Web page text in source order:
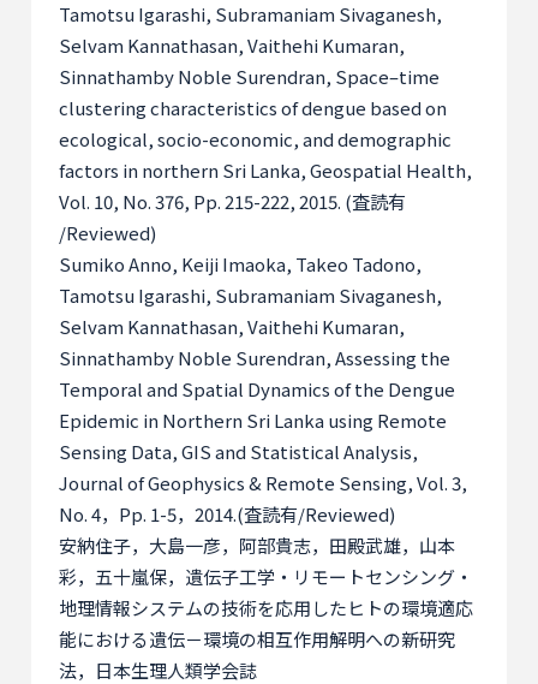
Tamotsu Igarashi, Subramaniam Sivaganesh,
Selvam Kannathasan, Vaithehi Kumaran,
Sinnathamby Noble Surendran, Space–time
clustering characteristics of dengue based on
ecological, socio-economic, and demographic
factors in northern Sri Lanka, Geospatial Health,
Vol. 10, No. 376, Pp. 215-222, 2015. (査読有
/Reviewed)
Sumiko Anno, Keiji Imaoka, Takeo Tadono,
Tamotsu Igarashi, Subramaniam Sivaganesh,
Selvam Kannathasan, Vaithehi Kumaran,
Sinnathamby Noble Surendran, Assessing the
Temporal and Spatial Dynamics of the Dengue
Epidemic in Northern Sri Lanka using Remote
Sensing Data, GIS and Statistical Analysis,
Journal of Geophysics & Remote Sensing, Vol. 3,
No. 4， Pp. 1-5， 2014.(査読有/Reviewed)
安納住子，大島一彦，阿部貴志，田殿武雄，山本
彩，五十嵐保，遺伝子工学・リモートセンシング・
地理情報システムの技術を応用したヒトの環境適応
能における遺伝－環境の相互作用解明への新研究
法，日本生理人類学会誌